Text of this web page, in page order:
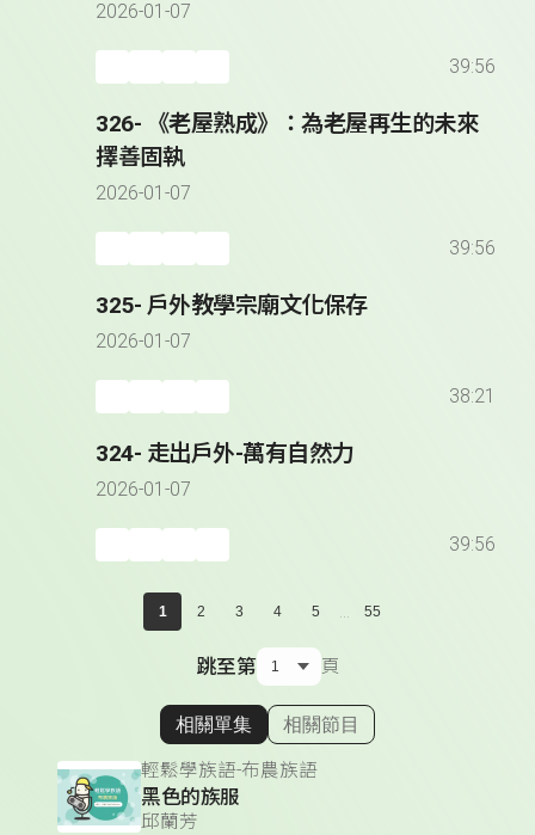
2026-01-07
39:56
326- 《老屋熟成》：為老屋再生的未來
擇善固執
2026-01-07
39:56
325- 戶外教學宗廟文化保存
2026-01-07
38:21
324- 走出戶外-萬有自然力
2026-01-07
39:56
1 2 3 4 5 ... 55
跳至第 頁
顯示相關單集
相關單集 相關節目
輕鬆學族語-布農族語
黑色的族服
邱蘭芳